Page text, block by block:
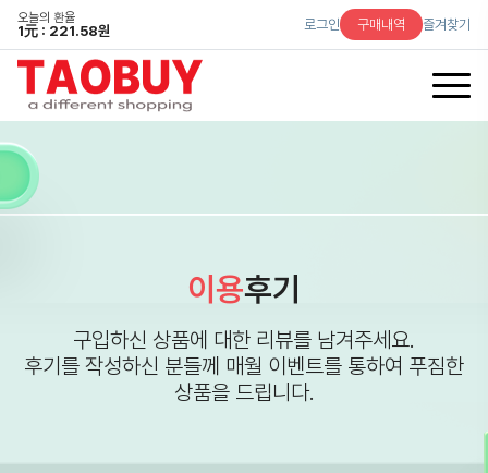
오늘의 환율
1元 : 221.58원 로그인 구매내역 즐겨찾기
이용후기
구입하신 상품에 대한 리뷰를 남겨주세요.
후기를 작성하신 분들께 매월 이벤트를 통하여 푸짐한
상품을 드립니다.